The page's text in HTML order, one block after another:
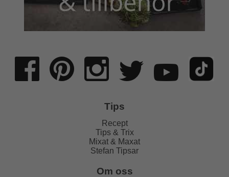
Tips
Recept
Tips & Trix
Mixat & Maxat
Stefan Tipsar
Om oss